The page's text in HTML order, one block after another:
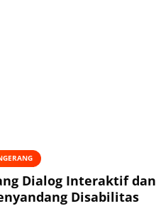
Dialog Interaktif
Disabilitas